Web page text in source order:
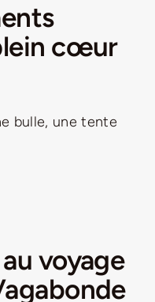
cœur
bulle, une tente
voyage